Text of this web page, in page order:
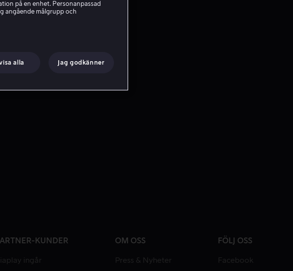
KUNDER
ingår
OM OSS
Press & Nyheter
FÖLJ OSS
Facebook
på en enhet. Personanpassad
angående målgrupp och
alla Jag godkänner